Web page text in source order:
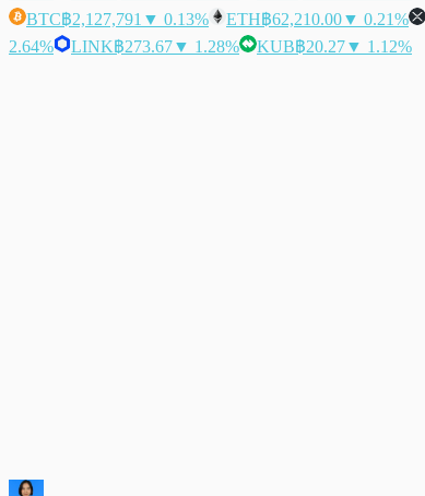
BTC฿2,127,791 ▼ 0.13% ETH฿62,210.00▼ 0.21%
2.64%
LINK฿273.67▼ 1.28% KUB฿20.27▼ 1.12%